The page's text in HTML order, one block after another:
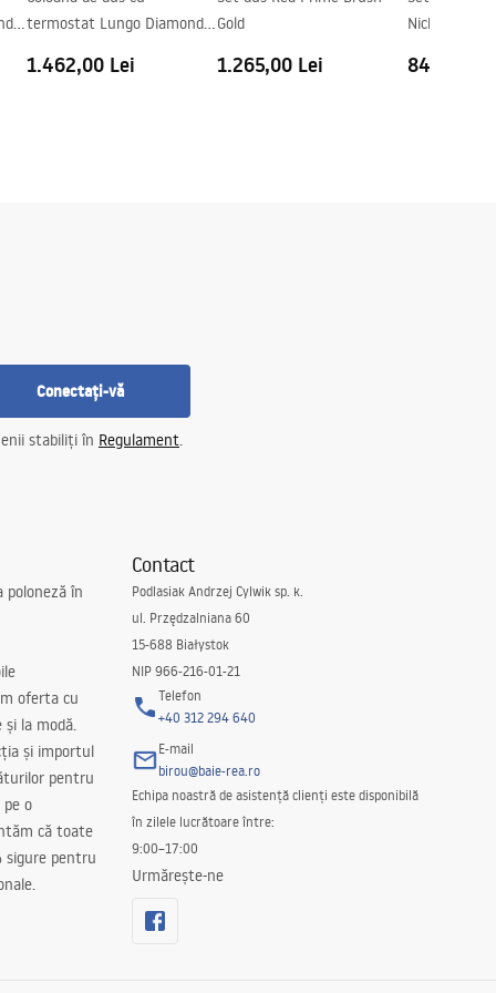
termostat Lungo Diamond
1.462,00 Lei
Gold
1.265,00 Lei
Nickel
842,00
Conectați-vă
stabiliți în Regulament.
poloneză în
oferta cu
la modă.
și importul
pentru
pe o
că toate
sigure pentru
Contact
Podlasiak Andrzej Cylwik sp. k.
ul. Przędzalniana 60
15-688 Białystok
NIP 966-216-01-21
Telefon
+40 312 294 640
E-mail
birou@baie-rea.ro
Echipa noastră de asistență clienți este disponibilă
în zilele lucrătoare între:
9:00–17:00
Urmărește-ne